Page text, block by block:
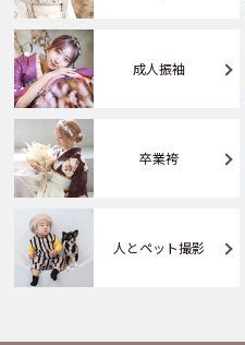
成人振袖
卒業袴
人とペット撮影